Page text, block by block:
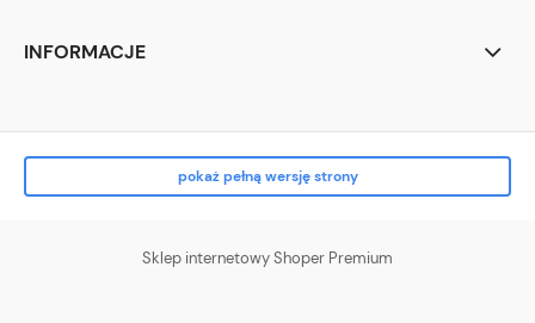
INFORMACJE
pokaż pełną wersję strony
Sklep internetowy Shoper Premium